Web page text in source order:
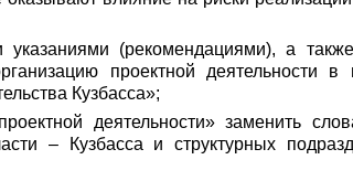
(рекомендациями), а
проектной деятельности в
Кузбасса»;
деятельности» заменить
– Кузбасса и структурных